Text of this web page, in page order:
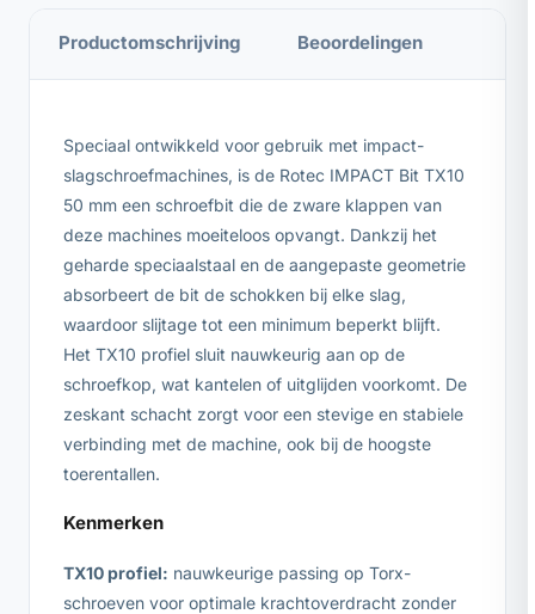
Productomschrijving Beoordelingen
Speciaal ontwikkeld voor gebruik met impact-
slagschroefmachines, is de Rotec IMPACT Bit TX10
50 mm een schroefbit die de zware klappen van
deze machines moeiteloos opvangt. Dankzij het
geharde speciaalstaal en de aangepaste geometrie
absorbeert de bit de schokken bij elke slag,
waardoor slijtage tot een minimum beperkt blijft.
Het TX10 profiel sluit nauwkeurig aan op de
schroefkop, wat kantelen of uitglijden voorkomt. De
zeskant schacht zorgt voor een stevige en stabiele
verbinding met de machine, ook bij de hoogste
toerentallen.
Kenmerken
TX10 profiel: nauwkeurige passing op Torx-
schroeven voor optimale krachtoverdracht zonder